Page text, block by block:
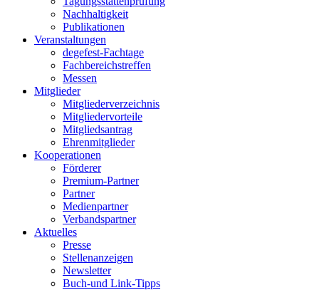
Nachhaltigkeit
Publikationen
Veranstaltungen
degefest-Fachtage
Fachbereichstreffen
Messen
Mitglieder
Mitgliederverzeichnis
Mitgliedervorteile
Mitgliedsantrag
Ehrenmitglieder
Kooperationen
Förderer
Premium-Partner
Partner
Medienpartner
Verbandspartner
Aktuelles
Presse
Stellenanzeigen
Newsletter
Buch-und Link-Tipps